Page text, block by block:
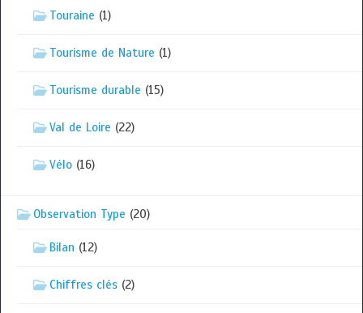
Touraine (1)
Tourisme de Nature (1)
Tourisme durable (15)
Val de Loire (22)
Vélo (16)
Observation Type (20)
Bilan (12)
Chiffres clés (2)